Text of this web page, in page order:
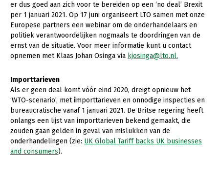
Natuur, klimaat en energie
Bodem en water
Platteland en omgeving
Internationaal
Sectoren
Dier
Biologische Landbouw
Geitenhouderij
Plant
Akkerbouw
Multifunctionele landbouw
er dus goed aan zich voor te bereiden op een ‘no deal’ Brexit
per 1 januari 2021. Op 17 juni organiseert LTO samen met onze
Europese partners een webinar om de onderhandelaars en
politiek verantwoordelijken nogmaals te doordringen van de
ernst van de situatie. Voor meer informatie kunt u contact
opnemen met Klaas Johan Osinga via kjosinga@lto.nl.
Importtarieven
Als er geen deal komt vóór eind 2020, dreigt opnieuw het
‘WTO-scenario’, met importtarieven en onnodige inspecties en
bureaucratische vanaf 1 januari 2021. De Britse regering heeft
onlangs een lijst van importtarieven bekend gemaakt, die
zouden gaan gelden in geval van mislukken van de
onderhandelingen (zie: UK Global Tariff backs UK businesses
and consumers).